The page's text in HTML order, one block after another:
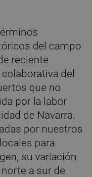
del campo
reciente
del
que no
por la labor
de Navarra.
por nuestros
para
su variación
a sur de